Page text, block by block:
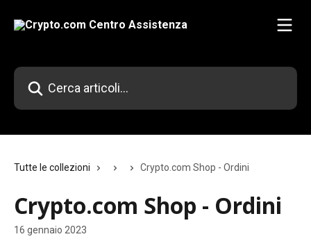
Cerca articoli…
Tutte le collezioni Crypto.com Shop - Ordini
Crypto.com Shop - Ordini
16 gennaio 2023